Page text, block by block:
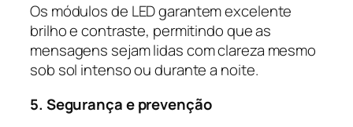
Os módulos de LED garantem excelente
brilho e contraste, permitindo que as
mensagens sejam lidas com clareza mesmo
sob sol intenso ou durante a noite.
5. Segurança e prevenção